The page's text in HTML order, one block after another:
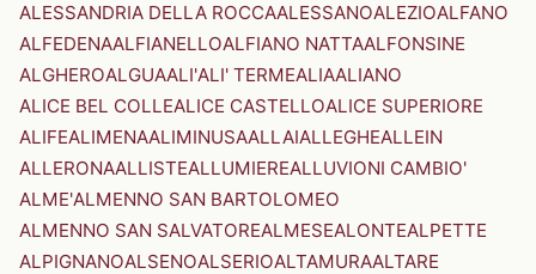
ALESSANDRIA DELLA ROCCAALESSANOALEZIOALFANO
ALFEDENAALFIANELLOALFIANO NATTAALFONSINE
ALGHEROALGUAALI'ALI' TERMEALIAALIANO
ALICE BEL COLLEALICE CASTELLOALICE SUPERIORE
ALIFEALIMENAALIMINUSAALLAIALLEGHEALLEIN
ALLERONAALLISTEALLUMIEREALLUVIONI CAMBIO'
ALME'ALMENNO SAN BARTOLOMEO
ALMENNO SAN SALVATOREALMESEALONTEALPETTE
ALPIGNANOALSENOALSERIOALTAMURAALTARE